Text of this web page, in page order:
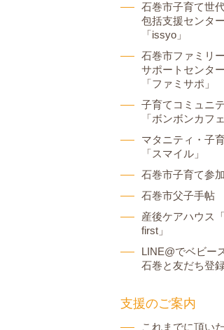
石巻市子育て世
包括支援センター
「issyo」
石巻市ファミリー
サポートセンター
「ファミサポ」
子育てコミュニ
「ボンボンカフェ
マタニティ・子
「スマイル」
石巻市子育て参
石巻市父子手帖
産後ケアハウス
first」
LINE@でベビー
石巻と友だち登
支援のご案内
これまでに頂い